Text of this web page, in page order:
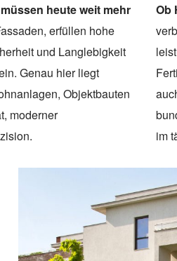
heute weit mehr
erfüllen hohe
und Langlebigkeit
Genau hier liegt
Objektbauten
moderner
Ob
im